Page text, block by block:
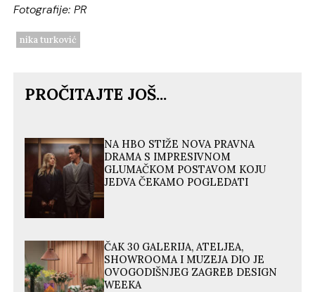
Fotografije: PR
nika turković
PROČITAJTE JOŠ...
NA HBO STIŽE NOVA PRAVNA
DRAMA S IMPRESIVNOM
GLUMAČKOM POSTAVOM KOJU
JEDVA ČEKAMO POGLEDATI
ČAK 30 GALERIJA, ATELJEA,
SHOWROOMA I MUZEJA DIO JE
OVOGODIŠNJEG ZAGREB DESIGN
WEEKA